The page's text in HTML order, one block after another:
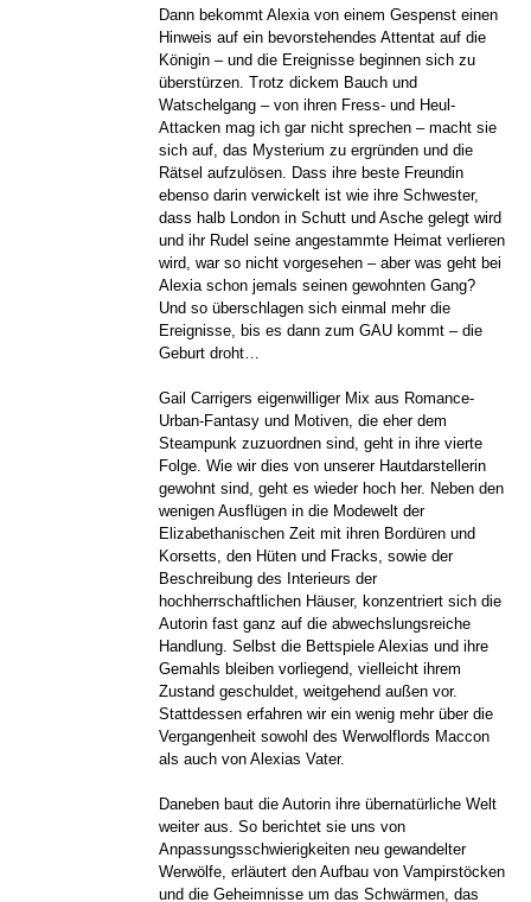
Dann bekommt Alexia von einem Gespenst einen
Hinweis auf ein bevorstehendes Attentat auf die
Königin – und die Ereignisse beginnen sich zu
überstürzen. Trotz dickem Bauch und
Watschelgang – von ihren Fress- und Heul-
Attacken mag ich gar nicht sprechen – macht sie
sich auf, das Mysterium zu ergründen und die
Rätsel aufzulösen. Dass ihre beste Freundin
ebenso darin verwickelt ist wie ihre Schwester,
dass halb London in Schutt und Asche gelegt wird
und ihr Rudel seine angestammte Heimat verlieren
wird, war so nicht vorgesehen – aber was geht bei
Alexia schon jemals seinen gewohnten Gang?
Und so überschlagen sich einmal mehr die
Ereignisse, bis es dann zum GAU kommt – die
Geburt droht…
Gail Carrigers eigenwilliger Mix aus Romance-
Urban-Fantasy und Motiven, die eher dem
Steampunk zuzuordnen sind, geht in ihre vierte
Folge. Wie wir dies von unserer Hautdarstellerin
gewohnt sind, geht es wieder hoch her. Neben den
wenigen Ausflügen in die Modewelt der
Elizabethanischen Zeit mit ihren Bordüren und
Korsetts, den Hüten und Fracks, sowie der
Beschreibung des Interieurs der
hochherrschaftlichen Häuser, konzentriert sich die
Autorin fast ganz auf die abwechslungsreiche
Handlung. Selbst die Bettspiele Alexias und ihre
Gemahls bleiben vorliegend, vielleicht ihrem
Zustand geschuldet, weitgehend außen vor.
Stattdessen erfahren wir ein wenig mehr über die
Vergangenheit sowohl des Werwolflords Maccon
als auch von Alexias Vater.
Daneben baut die Autorin ihre übernatürliche Welt
weiter aus. So berichtet sie uns von
Anpassungsschwierigkeiten neu gewandelter
Werwölfe, erläutert den Aufbau von Vampirstöcken
und die Geheimnisse um das Schwärmen, das